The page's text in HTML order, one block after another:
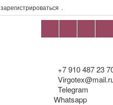
зарегистрироваться .
+7 910 487 23
Telegram
Whatsapp